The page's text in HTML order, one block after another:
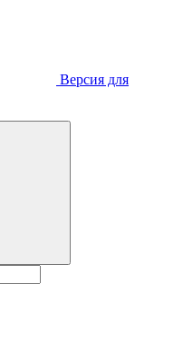
Версия для